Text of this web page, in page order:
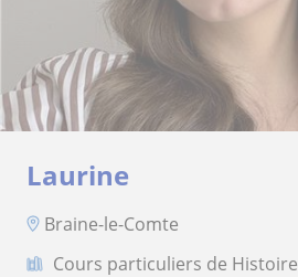
Laurine
Braine-le-Comte
Cours particuliers de Histoire